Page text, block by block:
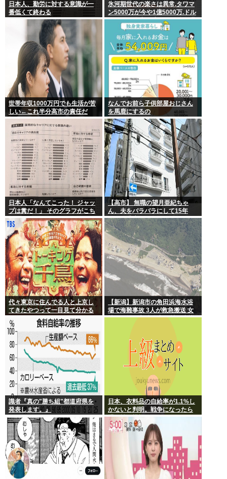
日本人、勤労に対する意識が一
番低くて終わる
氷河期世代の楽さは異常.タワマ
ン5000万が今や1億5000万.ドル
円80円で資産形成.マジで楽な世
代だったな
世帯年収1000万円でも生活が苦
しい←これ半分高市の責任だ
ろ…
なんでお前ら子供部屋おじさん
を馬鹿にするの
日本人「なんてこった！ ジャッ
プは糞だ！」 そのグラフがこち
ら。
【高市】 無職の望月亜紀ちゃ
ん、夫をバラバラにして15年
間、冷凍庫で保存
代々東京に住んでる人と上京し
てきたやつって一目見て分かる
よね。あれなんで？
【新潟】新潟市の角田浜海水浴
場で海難事故 3人が救急搬送 女
性と男児が心肺停止 男性は意識
識者『真の"勝ち組"都道府県を
発表します。』
日本、衣料品の自給率が1.1%し
かないと判明。戦争になったら
裸で戦う模様www